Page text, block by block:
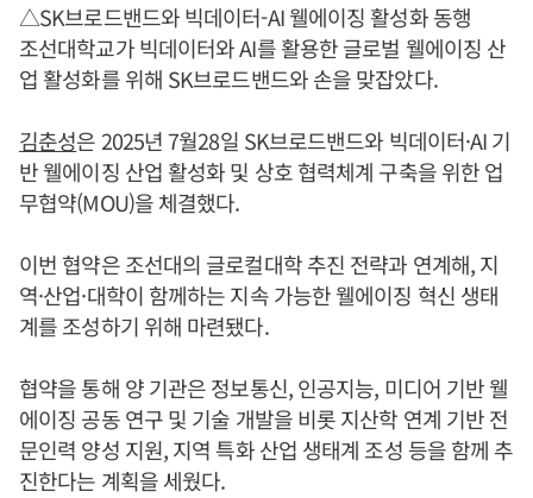
△SK브로드밴드와 빅데이터-AI 웰에이징 활성화 동행
조선대학교가 빅데이터와 AI를 활용한 글로벌 웰에이징 산
업 활성화를 위해 SK브로드밴드와 손을 맞잡았다.
김춘성은 2025년 7월28일 SK브로드밴드와 빅데이터·AI 기
반 웰에이징 산업 활성화 및 상호 협력체계 구축을 위한 업
무협약(MOU)을 체결했다.
이번 협약은 조선대의 글로컬대학 추진 전략과 연계해, 지
역·산업·대학이 함께하는 지속 가능한 웰에이징 혁신 생태
계를 조성하기 위해 마련됐다.
협약을 통해 양 기관은 정보통신, 인공지능, 미디어 기반 웰
에이징 공동 연구 및 기술 개발을 비롯 지산학 연계 기반 전
문인력 양성 지원, 지역 특화 산업 생태계 조성 등을 함께 추
진한다는 계획을 세웠다.